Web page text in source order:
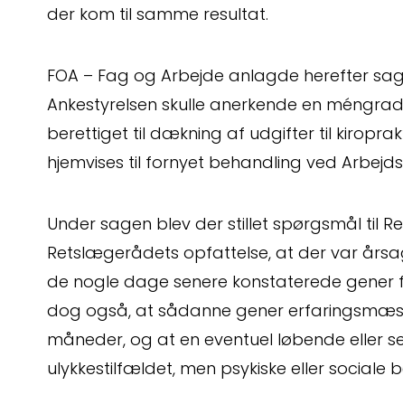
der kom til samme resultat.
FOA – Fag og Arbejde anlagde herefter
Ankestyrelsen skulle anerkende en
berettiget til dækning af udgifter til
hjemvises til fornyet behandling ved
Under sagen blev der stillet spørgsmål til
Retslægerådets opfattelse, at der var
de nogle dage senere konstaterede
dog også, at sådanne gener
måneder, og at en eventuel løbende eller
ulykkestilfældet, men psykiske eller sociale